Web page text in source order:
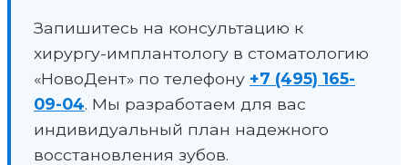
Запишитесь на консультацию к
хирургу-имплантологу в стоматологию
«НовоДент» по телефону +7 (495) 165-
09-04. Мы разработаем для вас
индивидуальный план надежного
восстановления зубов.